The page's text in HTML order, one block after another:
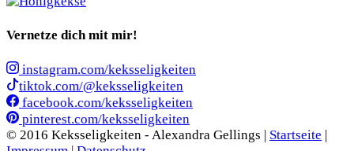
Vernetze dich mit mir!
instagram.com/keksseligkeiten
tiktok.com/@keksseligkeiten
facebook.com/keksseligkeiten
pinterest.com/keksseligkeiten
© 2016 Keksseligkeiten - Alexandra Gellings | Startseite |